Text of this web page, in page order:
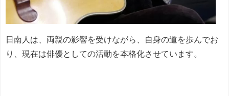
日南人は、両親の影響を受けながら、自身の道を歩んでお
り、現在は俳優としての活動を本格化させています。